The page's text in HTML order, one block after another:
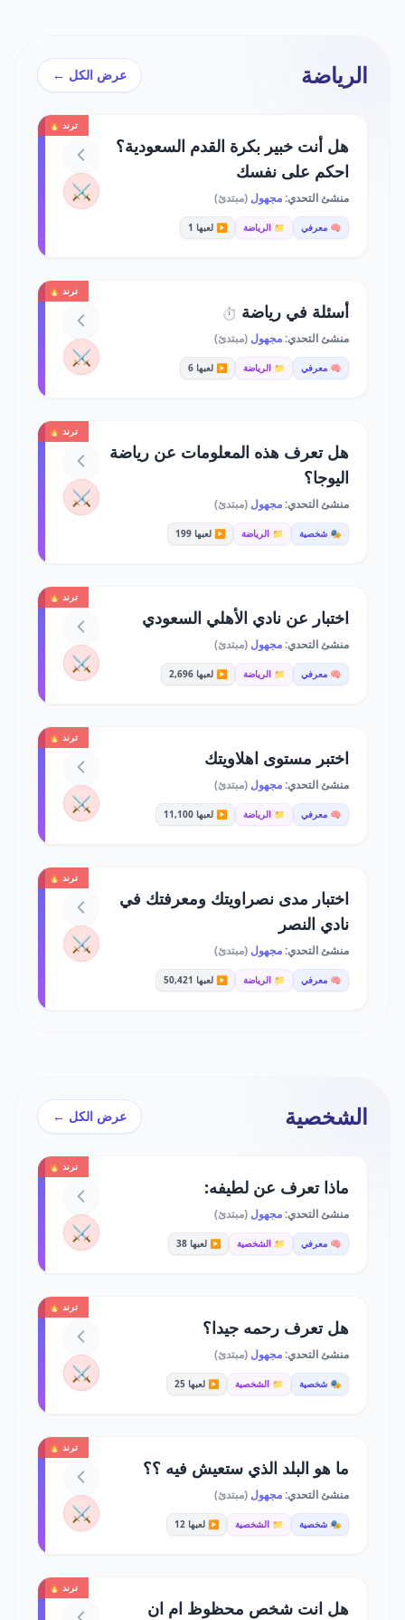
الرياضة عرض الكل ←
ترند 🔥
هل أنت خبير بكرة القدم السعودية؟
احكم على نفسك
منشئ التحدي:مجهول (مبتدئ)
🧠 معرفي 📁 الرياضة ▶️ لعبها 1
⚔️
ترند 🔥
أسئلة في رياضة ⏱️
منشئ التحدي:مجهول (مبتدئ)
🧠 معرفي 📁 الرياضة ▶️ لعبها 6 ⚔️
ترند 🔥
هل تعرف هذه المعلومات عن رياضة
اليوجا؟
منشئ التحدي:مجهول (مبتدئ)
🎭 شخصية 📁 الرياضة ▶️ لعبها 199
⚔️
ترند 🔥
اختبار عن نادي الأهلي السعودي
منشئ التحدي:مجهول (مبتدئ)
🧠 معرفي 📁 الرياضة ▶️ لعبها 2,696 ⚔️
ترند 🔥
اختبر مستوى اهلاويتك
منشئ التحدي:مجهول (مبتدئ)
🧠 معرفي 📁 الرياضة ▶️ لعبها 11,100 ⚔️
ترند 🔥
اختبار مدى نصراويتك ومعرفتك في
نادي النصر
منشئ التحدي:مجهول (مبتدئ)
🧠 معرفي 📁 الرياضة ▶️ لعبها 50,421
⚔️
الشخصية عرض الكل ←
ترند 🔥
ماذا تعرف عن لطيفه:
منشئ التحدي:مجهول (مبتدئ)
🧠 معرفي 📁 الشخصية ▶️ لعبها 38 ⚔️
ترند 🔥
هل تعرف رحمه جيدا؟
منشئ التحدي:مجهول (مبتدئ)
🎭 شخصية 📁 الشخصية ▶️ لعبها 25 ⚔️
ترند 🔥
ما هو البلد الذي ستعيش فيه ؟؟
منشئ التحدي:مجهول (مبتدئ)
🎭 شخصية 📁 الشخصية ▶️ لعبها 12 ⚔️
ترند 🔥
هل انت شخص محظوظ ام ان